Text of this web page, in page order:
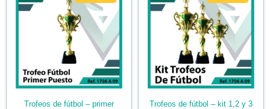
trofeos de fútbol – primer trofeos de fútbol – kit 1,2 y 3